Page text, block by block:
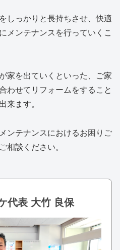
しっかりと長持ちさせ、快適
メンテナンスを行っていくこ
家を出ていくといった、ご家
わせてリフォームをすること
来ます。
ンテナンスにおけるお困りご
相談ください。
代表 大竹 良保